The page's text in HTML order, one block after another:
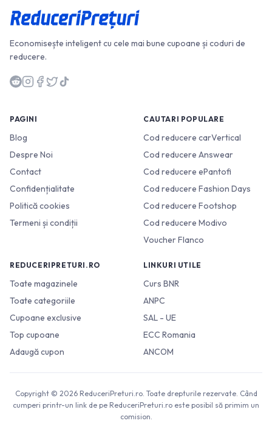
Economisește inteligent cu cele mai bune cupoane și coduri de
reducere.
PAGINI
Blog
Despre Noi
Contact
Confidențialitate
Politică cookies
Termeni și condiții
CAUTARI POPULARE
Cod reducere carVertical
Cod reducere Answear
Cod reducere ePantofi
Cod reducere Fashion Days
Cod reducere Footshop
Cod reducere Modivo
Voucher Flanco
REDUCERIPRETURI.RO
Toate magazinele
Toate categoriile
Cupoane exclusive
Top cupoane
Adaugă cupon
LINKURI UTILE
Curs BNR
ANPC
SAL - UE
ECC Romania
ANCOM
Copyright © 2026 ReduceriPreturi.ro. Toate drepturile rezervate. Când
cumperi printr-un link de pe ReduceriPreturi.ro este posibil să primim un
comision.